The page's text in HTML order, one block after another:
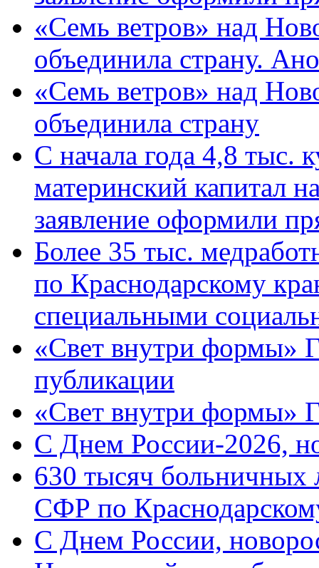
«Семь ветров» над
объединила страну.
«Семь ветров» над
объединила страну
С начала года 4,8 тыс.
материнский капитал
заявление оформили
Более 35 тыс.
по Краснодарскому
специальными
«Свет внутри формы»
публикации
«Свет внутри формы»
C Днем России-2026,
630 тысяч больничных
СФР по
C Днем России,